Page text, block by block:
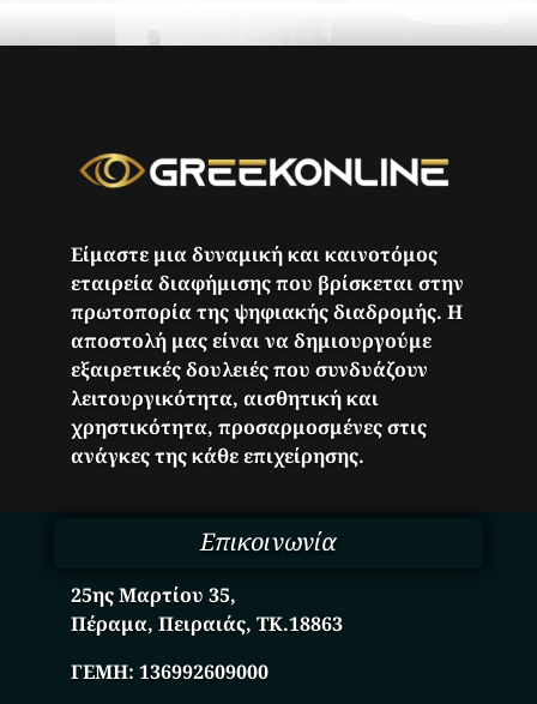
Είμαστε μια δυναμική και καινοτόμος
εταιρεία διαφήμισης που βρίσκεται στην
πρωτοπορία της ψηφιακής διαδρομής. Η
αποστολή μας είναι να δημιουργούμε
εξαιρετικές δουλειές που συνδυάζουν
λειτουργικότητα, αισθητική και
χρηστικότητα, προσαρμοσμένες στις
ανάγκες της κάθε επιχείρησης.
Επικοινωνία
25ης Μαρτίου 35,
Πέραμα, Πειραιάς, ΤΚ.18863
ΓΕΜΗ:136992609000